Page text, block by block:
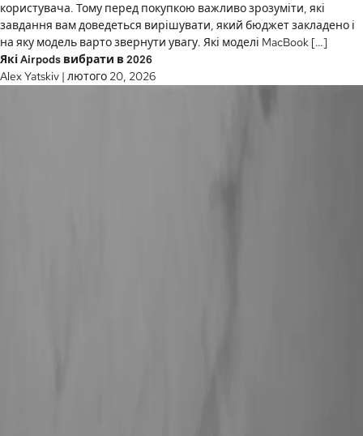
користувача. Тому перед покупкою важливо зрозуміти, які
завдання вам доведеться вирішувати, який бюджет закладено і
на яку модель варто звернути увагу. Які моделі MacBook […]
Які Airpods вибрати в 2026
Alex Yatskiv | лютого 20, 2026